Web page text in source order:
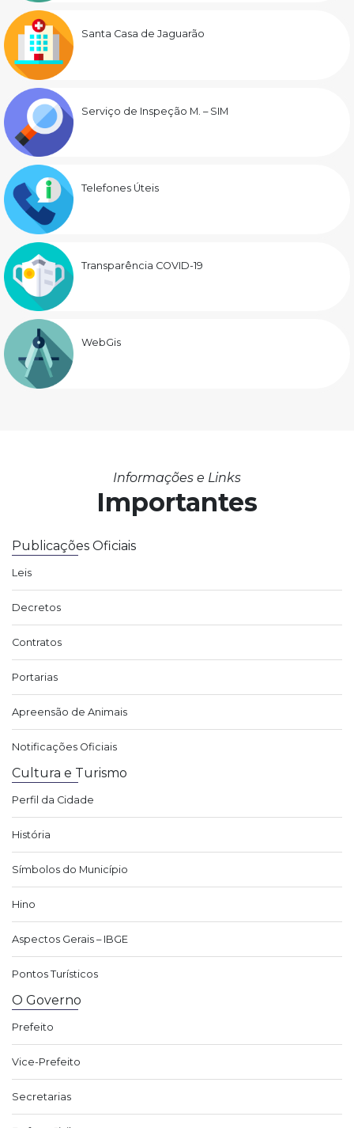
Santa Casa de Jaguarão
Serviço de Inspeção M. – SIM
Telefones Úteis
Transparência COVID-19
WebGis
Informações e Links
Importantes
Publicações Oficiais
Leis
Decretos
Contratos
Portarias
Apreensão de Animais
Notificações Oficiais
Cultura e Turismo
Perfil da Cidade
História
Símbolos do Município
Hino
Aspectos Gerais – IBGE
Pontos Turísticos
O Governo
Prefeito
Vice-Prefeito
Secretarias